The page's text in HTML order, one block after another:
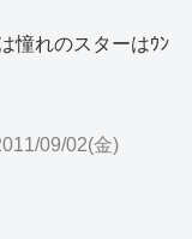
憧れのスターはｳﾝ
09/02(金)